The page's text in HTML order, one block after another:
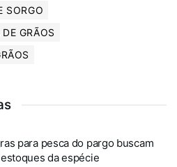
SORGO
GRÃOS
para pesca do pargo buscam
da espécie